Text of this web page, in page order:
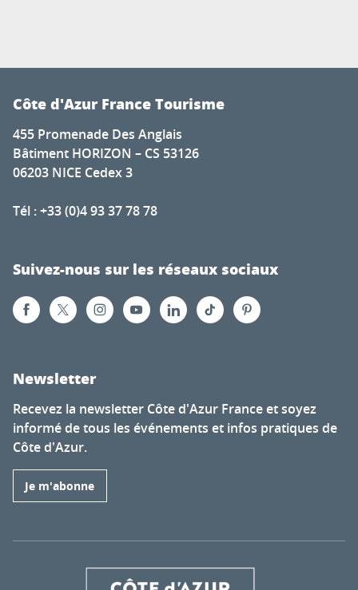
Côte d'Azur France Tourisme
455 Promenade Des Anglais
Bâtiment HORIZON – CS 53126
06203 NICE Cedex 3
Tél : +33 (0)4 93 37 78 78
Suivez-nous sur les réseaux sociaux
Newsletter
Recevez la newsletter Côte d'Azur France et soyez
informé de tous les événements et infos pratiques de
Côte d'Azur.
Je m'abonne